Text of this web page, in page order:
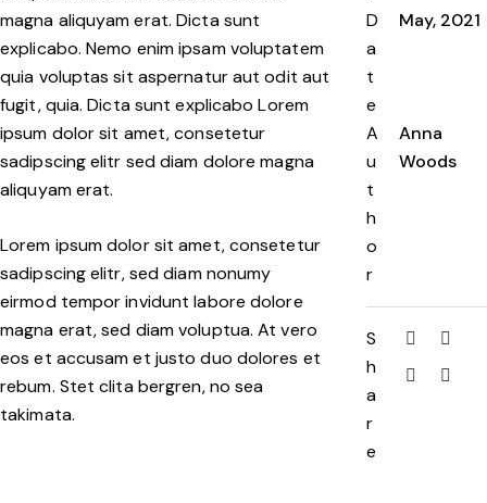
magna aliquyam erat. Dicta sunt
explicabo. Nemo enim ipsam voluptatem
quia voluptas sit aspernatur aut odit aut
fugit, quia. Dicta sunt explicabo Lorem
ipsum dolor sit amet, consetetur
sadipscing elitr sed diam dolore magna
aliquyam erat.
Lorem ipsum dolor sit amet, consetetur
sadipscing elitr, sed diam nonumy
eirmod tempor invidunt labore dolore
magna erat, sed diam voluptua. At vero
eos et accusam et justo duo dolores et
rebum. Stet clita bergren, no sea
takimata.
D
a
t
e
May, 2021
A
u
t
h
o
r
Anna
Woods
S
h
a
r
e